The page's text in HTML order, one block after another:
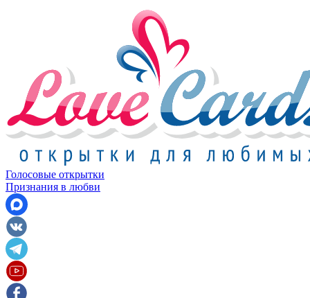
Голосовые открытки
Признания в любви